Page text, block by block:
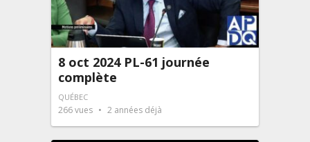
8 oct 2024 PL-61 journée
complète
QUÉBEC
266vues 2 années déjà